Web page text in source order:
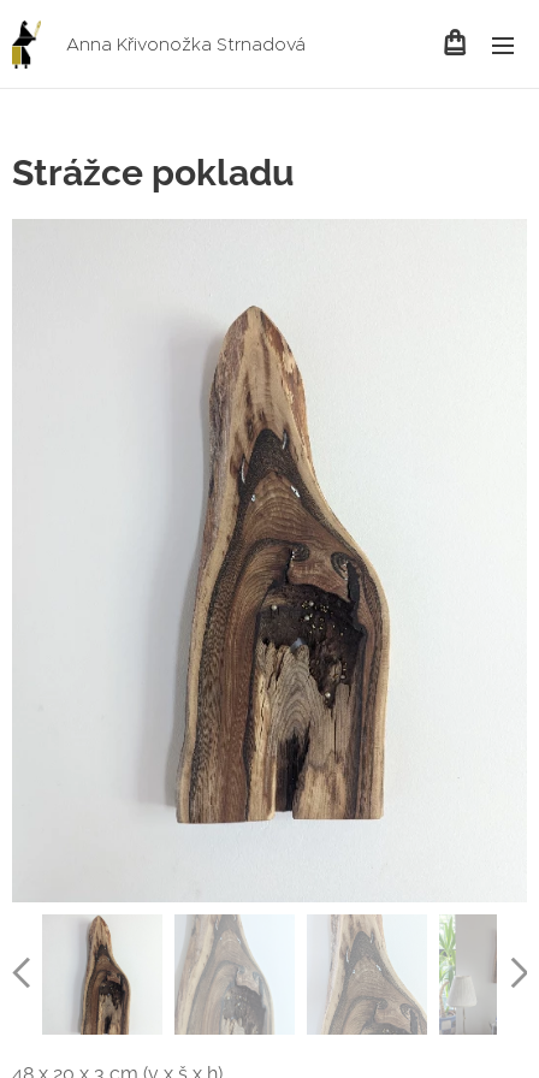
Anna Křivonožka Strnadová
Strážce pokladu